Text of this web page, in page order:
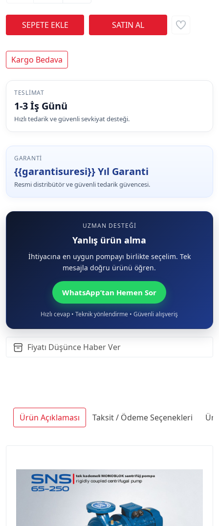
Kargo Bedava
TESLIMAT
1-3 İş Günü
Hızlı tedarik ve güvenli sevkiyat desteği.
GARANTI
{{garantisuresi}} Yıl Garanti
Resmi distribütör ve güvenli tedarik güvencesi.
UZMAN DESTEĞI
Yanlış ürün alma
İhtiyacına en uygun pompayı birlikte seçelim. Tek
mesajla doğru ürünü öğren.
WhatsApp’tan Hemen Sor
Hızlı cevap • Teknik yönlendirme • Güvenli alışveriş
Fiyatı Düşünce Haber Ver
Ürün Açıklaması Taksit / Ödeme Seçenekleri